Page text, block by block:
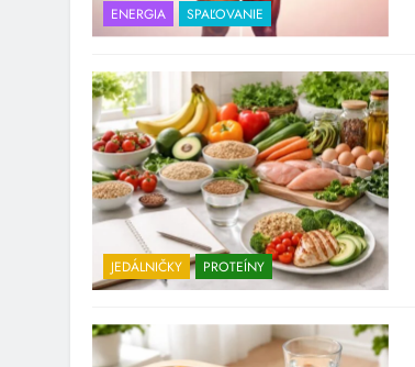
ENERGIA SPAĽOVANIE
JEDÁLNIČKY PROTEÍNY